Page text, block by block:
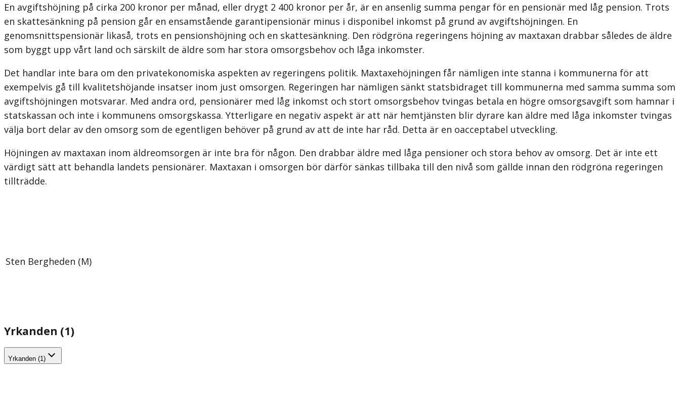
En avgiftshöjning på cirka 200 kronor per månad, eller drygt 2 400 kronor per år, är en ansenlig summa pengar för en pensionär med låg pension. Trots
en skattesänkning på pension går en ensamstående garantipensionär minus i disponibel inkomst på grund av avgiftshöjningen. En
genomsnittspensionär likaså, trots en pensionshöjning och en skattesänkning. Den rödgröna regeringens höjning av maxtaxan drabbar således de äldre
som byggt upp vårt land och särskilt de äldre som har stora omsorgsbehov och låga inkomster.
Det handlar inte bara om den privatekonomiska aspekten av regeringens politik. Maxtaxehöjningen får nämligen inte stanna i kommunerna för att
exempelvis gå till kvalitetshöjande insatser inom just omsorgen. Regeringen har nämligen sänkt statsbidraget till kommunerna med samma summa som
avgiftshöjningen motsvarar. Med andra ord, pensionärer med låg inkomst och stort omsorgsbehov tvingas betala en högre omsorgsavgift som hamnar i
statskassan och inte i kommunens omsorgskassa. Ytterligare en negativ aspekt är att när hemtjänsten blir dyrare kan äldre med låga inkomster tvingas
välja bort delar av den omsorg som de egentligen behöver på grund av att de inte har råd. Detta är en oacceptabel utveckling.
Höjningen av maxtaxan inom äldreomsorgen är inte bra för någon. Den drabbar äldre med låga pensioner och stora behov av omsorg. Det är inte ett
värdigt sätt att behandla landets pensionärer. Maxtaxan i omsorgen bör därför sänkas tillbaka till den nivå som gällde innan den rödgröna regeringen
tillträdde.
Sten Bergheden (M)
Yrkanden (1)
Yrkanden (1)